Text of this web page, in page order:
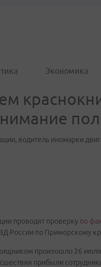
Экономика
водитель иномарки
проводят проверку по
России по Приморскому
произошло 26
прибыли